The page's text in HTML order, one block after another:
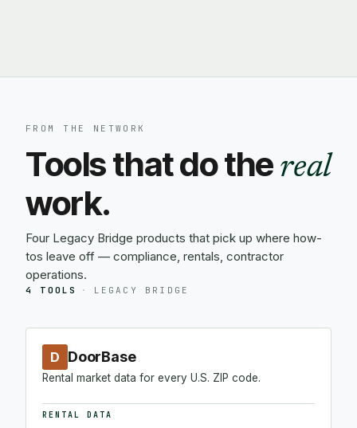
FROM THE NETWORK
Tools that do the real
work.
Four Legacy Bridge products that pick up where how-
tos leave off — compliance, rentals, contractor
operations.
4 TOOLS · LEGACY BRIDGE
D DoorBase
Rental market data for every U.S. ZIP code.
RENTAL DATA